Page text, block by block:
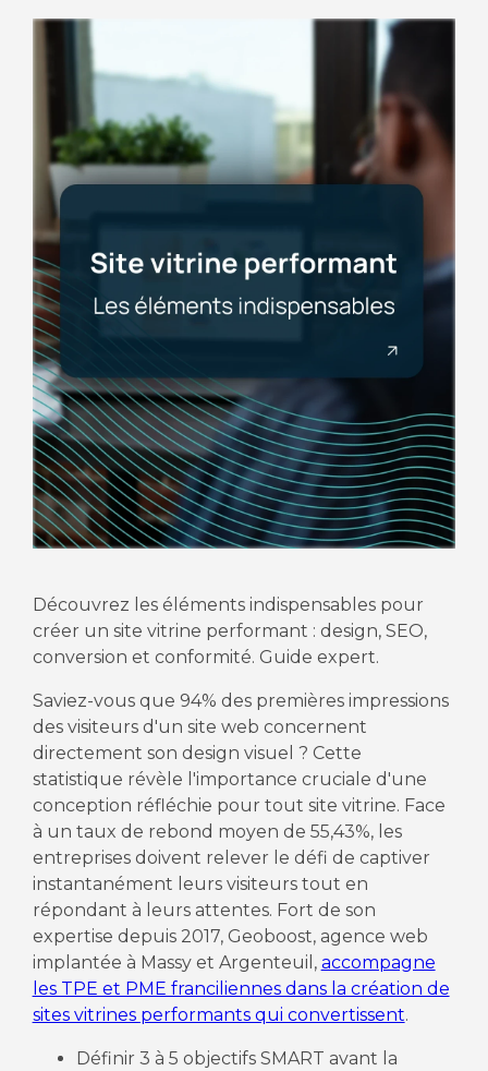
Découvrez les éléments indispensables pour
créer un site vitrine performant : design, SEO,
conversion et conformité. Guide expert.
Saviez-vous que 94% des premières impressions
des visiteurs d'un site web concernent
directement son design visuel ? Cette
statistique révèle l'importance cruciale d'une
conception réfléchie pour tout site vitrine. Face
à un taux de rebond moyen de 55,43%, les
entreprises doivent relever le défi de captiver
instantanément leurs visiteurs tout en
répondant à leurs attentes. Fort de son
expertise depuis 2017, Geoboost, agence web
implantée à Massy et Argenteuil, accompagne
les TPE et PME franciliennes dans la création de
sites vitrines performants qui convertissent.
Définir 3 à 5 objectifs SMART avant la